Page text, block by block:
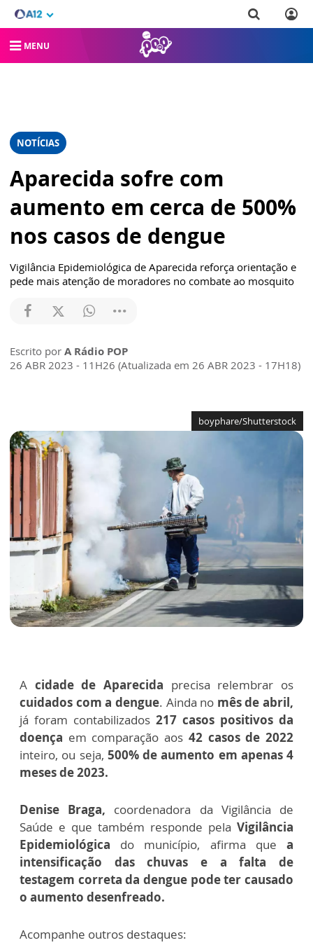
MENU
NOTÍCIAS
Aparecida sofre com
aumento em cerca de 500%
nos casos de dengue
Vigilância Epidemiológica de Aparecida reforça orientação e
pede mais atenção de moradores no combate ao mosquito
Escrito por A Rádio POP
26 ABR 2023 - 11H26 (Atualizada em 26 ABR 2023 - 17H18)
boyphare/Shutterstock
A cidade de Aparecida precisa relembrar os
cuidados com a dengue. Ainda no mês de abril,
já foram contabilizados 217 casos positivos da
doença em comparação aos 42 casos de 2022
inteiro, ou seja, 500% de aumento em apenas 4
meses de 2023.
Denise Braga, coordenadora da Vigilância de
Saúde e que também responde pela Vigilância
Epidemiológica do município, afirma quea
intensificação das chuvas e a falta de
testagem correta da dengue pode ter causado
o aumento desenfreado.
Acompanhe outros destaques: